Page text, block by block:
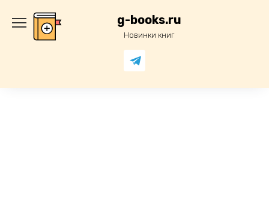
содержанию
g-books.ru
Новинки книг